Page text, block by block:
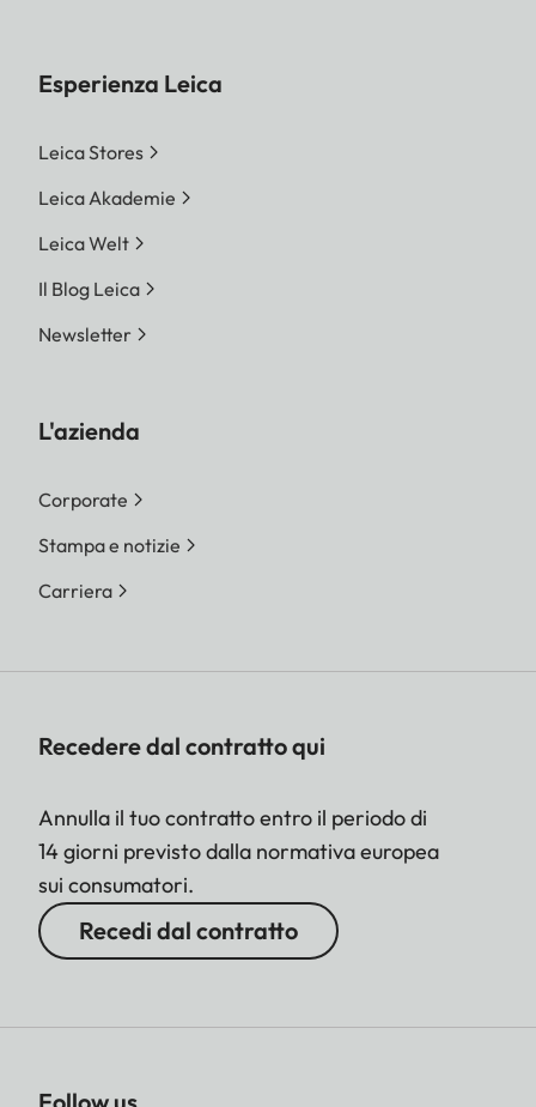
Esperienza Leica
Leica Stores
Leica Akademie
Leica Welt
Il Blog Leica
Newsletter
L'azienda
Corporate
Stampa e notizie
Carriera
Recedere dal contratto qui
Annulla il tuo contratto entro il periodo di
14 giorni previsto dalla normativa europea
sui consumatori.
Recedi dal contratto